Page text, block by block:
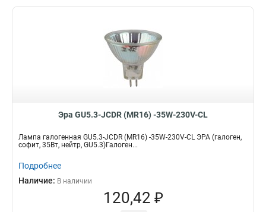
Эра GU5.3-JCDR (MR16) -35W-230V-CL
Лампа галогенная GU5.3-JCDR (MR16) -35W-230V-CL ЭРА (галоген,
софит, 35Вт, нейтр, GU5.3)Галоген...
Подробнее
Наличие: В наличии
120,42 ₽